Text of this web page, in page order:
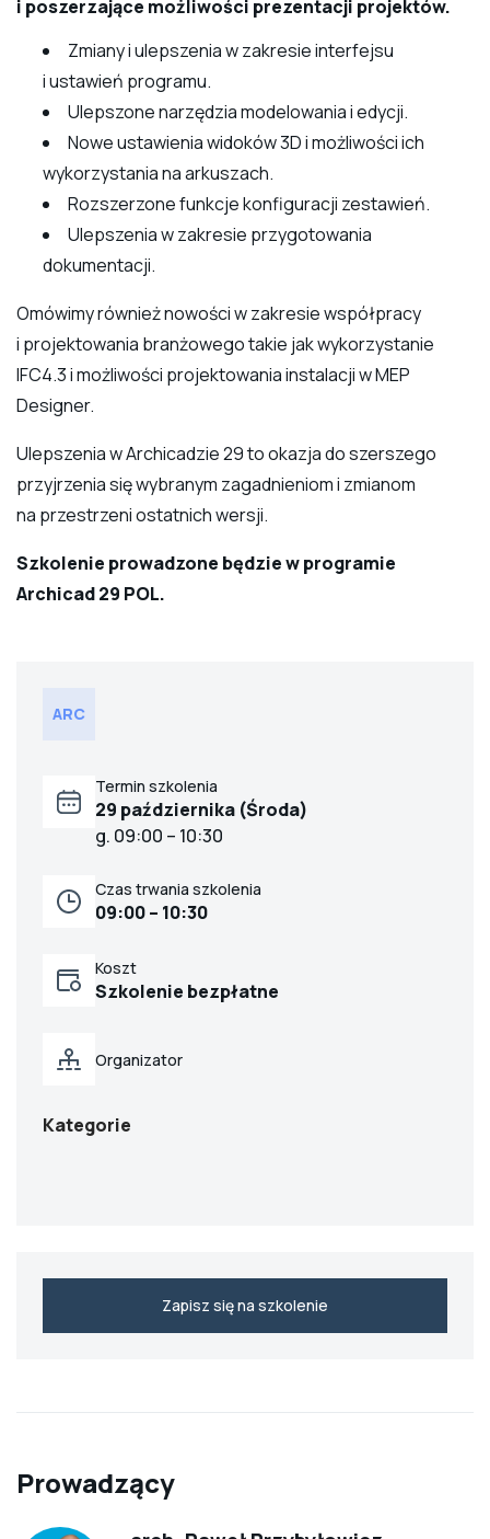
i poszerzające możliwości prezentacji projektów.
Zmiany i ulepszenia w zakresie interfejsu
i ustawień programu.
Ulepszone narzędzia modelowania i edycji.
Nowe ustawienia widoków 3D i możliwości ich
wykorzystania na arkuszach.
Rozszerzone funkcje konfiguracji zestawień.
Ulepszenia w zakresie przygotowania
dokumentacji.
Omówimy również nowości w zakresie współpracy
i projektowania branżowego takie jak wykorzystanie
IFC4.3 i możliwości projektowania instalacji w MEP
Designer.
Ulepszenia w Archicadzie 29 to okazja do szerszego
przyjrzenia się wybranym zagadnieniom i zmianom
na przestrzeni ostatnich wersji.
Szkolenie prowadzone będzie w programie
Archicad 29 POL.
ARC
Termin szkolenia
29 października (Środa)
g. 09:00 – 10:30
Czas trwania szkolenia
09:00 – 10:30
Koszt
Szkolenie bezpłatne
Organizator
Kategorie
Zapisz się na szkolenie
Prowadzący